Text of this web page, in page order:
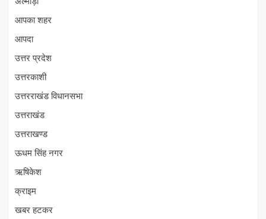
आपका शहर
आपदा
उत्तर प्रदेश
उत्तरकाशी
उत्तरराखंड विधानसभा
उत्तराखंड
उत्तराखण्ड
ऊधम सिंह नगर
ऋषिकेश
क्राइम
खबर हटकर